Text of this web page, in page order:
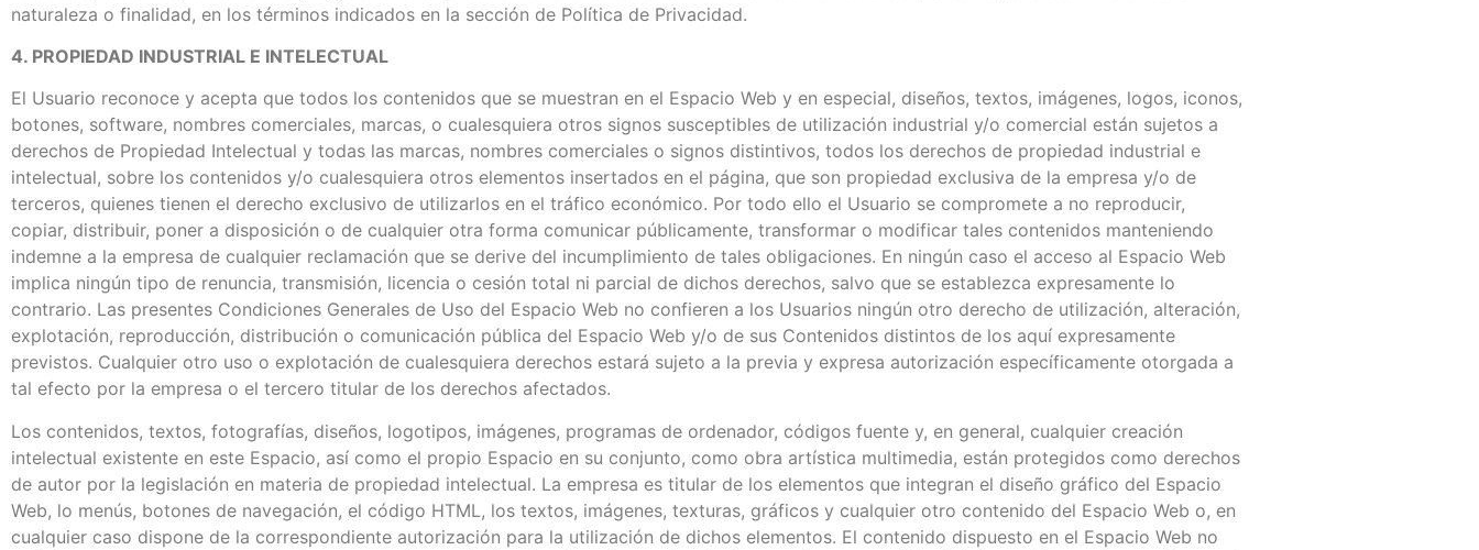
naturaleza o finalidad, en los términos indicados en la sección de Política de Privacidad.
4. PROPIEDAD INDUSTRIAL E INTELECTUAL
El Usuario reconoce y acepta que todos los contenidos que se muestran en el Espacio Web y en especial, diseños, textos, imágenes, logos, iconos,
botones, software, nombres comerciales, marcas, o cualesquiera otros signos susceptibles de utilización industrial y/o comercial están sujetos a
derechos de Propiedad Intelectual y todas las marcas, nombres comerciales o signos distintivos, todos los derechos de propiedad industrial e
intelectual, sobre los contenidos y/o cualesquiera otros elementos insertados en el página, que son propiedad exclusiva de la empresa y/o de
terceros, quienes tienen el derecho exclusivo de utilizarlos en el tráfico económico. Por todo ello el Usuario se compromete a no reproducir,
copiar, distribuir, poner a disposición o de cualquier otra forma comunicar públicamente, transformar o modificar tales contenidos manteniendo
indemne a la empresa de cualquier reclamación que se derive del incumplimiento de tales obligaciones. En ningún caso el acceso al Espacio Web
implica ningún tipo de renuncia, transmisión, licencia o cesión total ni parcial de dichos derechos, salvo que se establezca expresamente lo
contrario. Las presentes Condiciones Generales de Uso del Espacio Web no confieren a los Usuarios ningún otro derecho de utilización, alteración,
explotación, reproducción, distribución o comunicación pública del Espacio Web y/o de sus Contenidos distintos de los aquí expresamente
previstos. Cualquier otro uso o explotación de cualesquiera derechos estará sujeto a la previa y expresa autorización específicamente otorgada a
tal efecto por la empresa o el tercero titular de los derechos afectados.
Los contenidos, textos, fotografías, diseños, logotipos, imágenes, programas de ordenador, códigos fuente y, en general, cualquier creación
intelectual existente en este Espacio, así como el propio Espacio en su conjunto, como obra artística multimedia, están protegidos como derechos
de autor por la legislación en materia de propiedad intelectual. La empresa es titular de los elementos que integran el diseño gráfico del Espacio
Web, lo menús, botones de navegación, el código HTML, los textos, imágenes, texturas, gráficos y cualquier otro contenido del Espacio Web o, en
cualquier caso dispone de la correspondiente autorización para la utilización de dichos elementos. El contenido dispuesto en el Espacio Web no